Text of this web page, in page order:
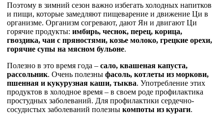
Поэтому в зимний сезон важно избегать холодных напитков
и пищи, которые замедляют пищеварение и движение Ци в
организме. Организм согревают, дают Ян и двигают Ци
горячие продукты: имбирь, чеснок, перец, корица,
гвоздика, чаи с пряностями, козье молоко, грецкие орехи,
горячие супы на мясном бульоне.
Полезно в это время года – сало, квашеная капуста,
рассольник. Очень полезны фасоль, котлеты из моркови,
пшенная и кукурузная каши, тыква. Употребление этих
продуктов в холодное время – в своем роде профилактика
простудных заболеваний. Для профилактики сердечно-
сосудистых заболеваний полезны компоты из кураги.